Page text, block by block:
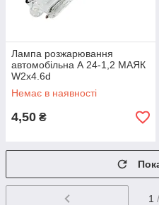
Лампа розжарювання
автомобільна А 24-1,2 МАЯК
W2x4.6d
Немає в наявності
4,50 ₴
1